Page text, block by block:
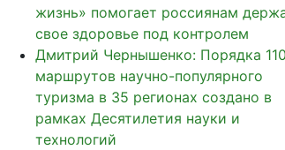
жизнь» помогает россиянам
свое здоровье под контролем
Дмитрий Чернышенко: Порядка 110
маршрутов научно-популярного
туризма в 35 регионах создано в
рамках Десятилетия науки и
технологий